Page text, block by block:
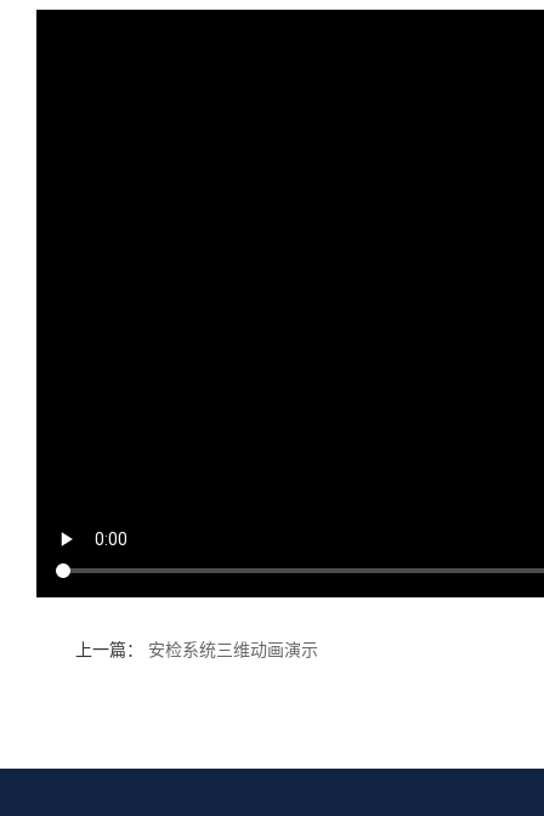
上一篇： 安检系统三维动画演示